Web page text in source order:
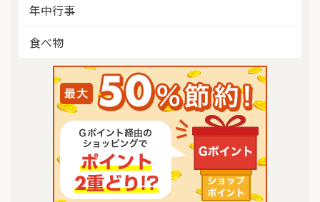
年中行事
食べ物